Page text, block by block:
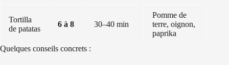
Tortilla
de patatas
6 à 8 30–40 min
Pomme de
terre, oignon,
paprika
Quelques conseils concrets :